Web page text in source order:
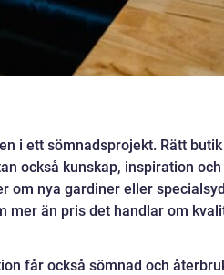
i ett sömnadsprojekt. Rätt
också kunskap, inspiration och
om nya gardiner eller
mer än pris det handlar om
får också sömnad och